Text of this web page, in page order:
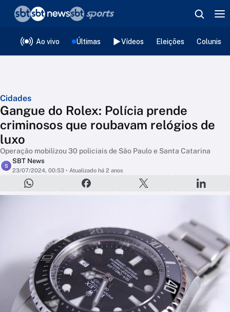
Ao vivo Últimas Vídeos Eleições
Cidades
Gangue do Rolex: Polícia prende
criminosos que roubavam relógios de
luxo
Operação mobilizou 30 policiais de São Paulo e Santa Catarina
S
SBT News
23/07/2024, 00:53 • Atualizado há 2 anos
❮voltar
Editorias